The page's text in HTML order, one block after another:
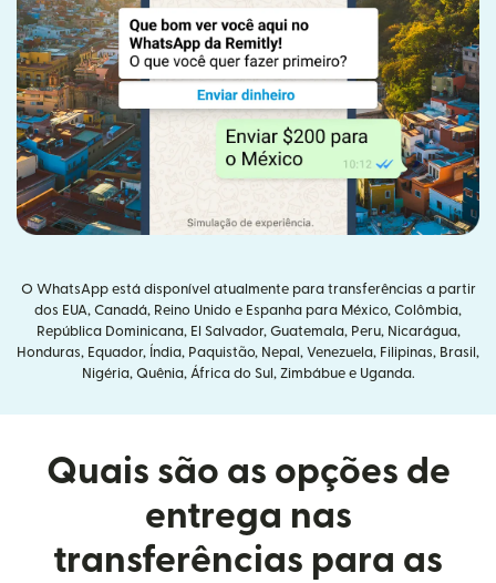
O WhatsApp está disponível atualmente para transferências a partir
dos EUA, Canadá, Reino Unido e Espanha para México, Colômbia,
República Dominicana, El Salvador, Guatemala, Peru, Nicarágua,
Honduras, Equador, Índia, Paquistão, Nepal, Venezuela, Filipinas, Brasil,
Nigéria, Quênia, África do Sul, Zimbábue e Uganda.
Quais são as opções de
entrega nas
transferências para as